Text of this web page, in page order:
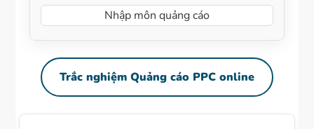
Nhập môn quảng cáo
Trắc nghiệm Quảng cáo PPC online